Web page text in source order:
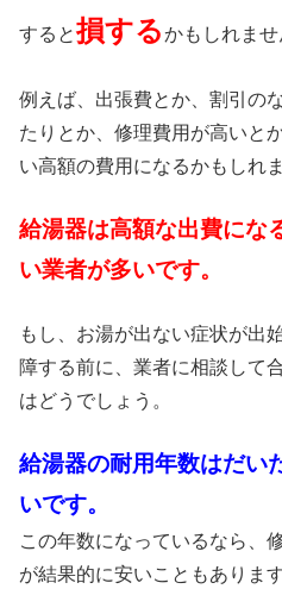
すると損するかもしれませ
例えば、出張費とか、割引の
たりとか、修理費用が高いと
い高額の費用になるかもしれま
給湯器は高額な出費にな
い業者が多いです。
もし、お湯が出ない症状が出
障する前に、業者に相談して
はどうでしょう。
給湯器の耐用年数はだい
いです。
この年数になっているなら、
が結果的に安いこともあります